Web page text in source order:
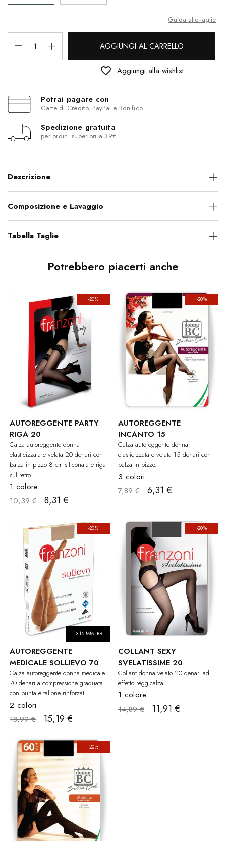
Guida alle taglie
AGGIUNGI AL CARRELLO
favorite_border Aggiungi alla wishlist
Potrai pagare con
Carte di Credito, PayPal e Bonifico
Spedizione gratuita
per ordini superiori a 39€
Descrizione
Composizione e Lavaggio
Tabella Taglie
Potrebbero piacerti anche
-20%
AUTOREGGENTE PARTY
RIGA 20
Calza autoreggente donna
elasticizzata e velata 20 denari con
balza in pizzo 8 cm siliconata e riga
sul retro.
1 colore
10,39 €
8,31 €
-20%
AUTOREGGENTE
INCANTO 15
Calza autoreggente donna
elasticizzata e velata 15 denari con
balza in pizzo.
3 colori
7,89 €
6,31 €
-20%
13-15 MMHG
AUTOREGGENTE
MEDICALE SOLLIEVO 70
Calza autoreggente donna medicale
70 denari a compressione graduata
con punta e tallone rinforzati.
2 colori
18,99 €
15,19 €
-20%
COLLANT SEXY
SVELATISSIME 20
Collant donna velato 20 denari ad
effetto reggicalza.
1 colore
14,89 €
11,91 €
-20%